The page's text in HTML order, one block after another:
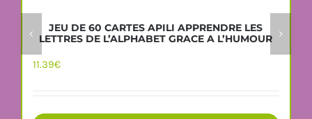
JEU DE 60 CARTES APILI APPRENDRE LES
LETTRES DE L’ALPHABET GRACE A L’HUMOUR
11.39€